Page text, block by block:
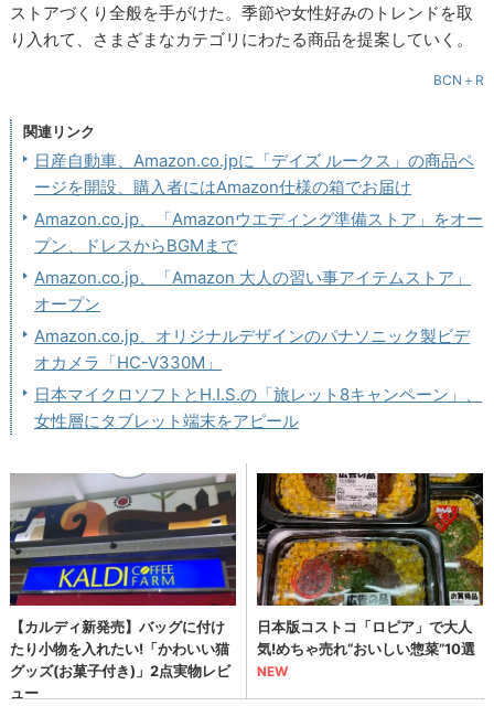
ストアづくり全般を手がけた。季節や女性好みのトレンドを取
り入れて、さまざまなカテゴリにわたる商品を提案していく。
BCN＋R
関連リンク
日産自動車、Amazon.co.jpに「デイズ ルークス」の商品ペ
ージを開設、購入者にはAmazon仕様の箱でお届け
Amazon.co.jp、「Amazonウエディング準備ストア」をオー
プン、ドレスからBGMまで
Amazon.co.jp、「Amazon 大人の習い事アイテムストア」
オープン
Amazon.co.jp、オリジナルデザインのパナソニック製ビデ
オカメラ「HC-V330M」
日本マイクロソフトとH.I.S.の「旅レット8キャンペーン」、
女性層にタブレット端末をアピール